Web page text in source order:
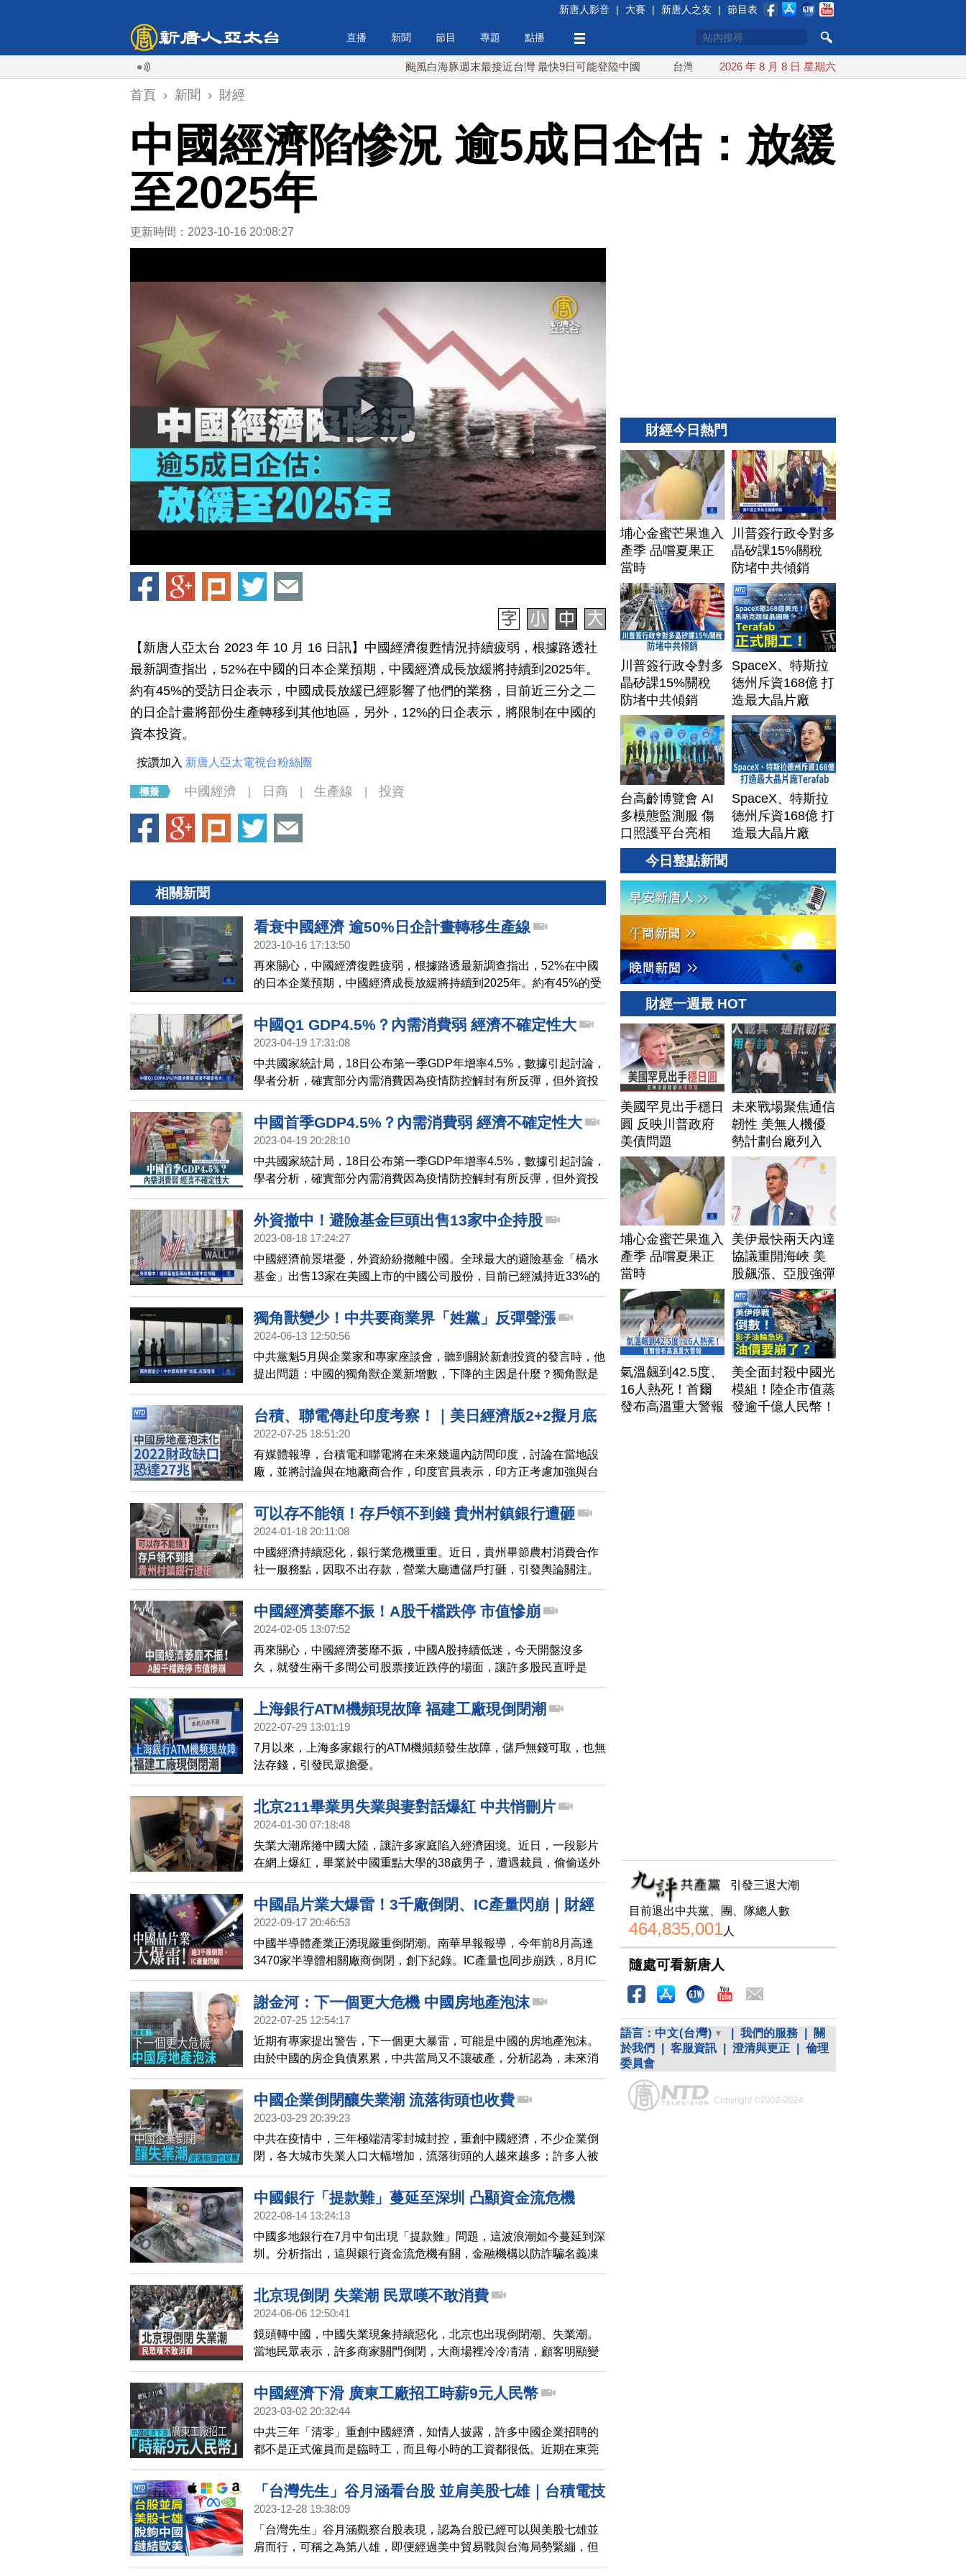
新唐人影音 | 大賽 | 新唐人之友 | 節目表
直播 新聞 節目 專題 點播
颱風白海豚週末最接近台灣 最快9日可能登陸中國 台灣漢光首結合城鎮演習 AIT連續發文讚「韌性台灣」
2026 年 8 月 8 日 星期六
首頁 › 新聞 › 財經
中國經濟陷慘況 逾5成日企估：放緩
至2025年
更新時間：2023-10-16 20:08:27
【新唐人亞太台 2023 年 10 月 16 日訊】中國經濟復甦情況持續疲弱，根據路透社
最新調查指出，52%在中國的日本企業預期，中國經濟成長放緩將持續到2025年。
約有45%的受訪日企表示，中國成長放緩已經影響了他們的業務，目前近三分之二
的日企計畫將部份生產轉移到其他地區，另外，12%的日企表示，將限制在中國的
資本投資。
按讚加入 新唐人亞太電視台粉絲團
中國經濟 日商 生產線 投資
相關新聞
看衰中國經濟 逾50%日企計畫轉移生產線
2023-10-16 17:13:50
再來關心，中國經濟復甦疲弱，根據路透最新調查指出，52%在中國
的日本企業預期，中國經濟成長放緩將持續到2025年。約有45%的受
訪日企表示，中國成長放緩已經影響了他們的業務目前，近三分之二
的日企計畫將部份生產轉移到其他地區，另外，12%的日企表示，將
限制在中國的資本投資。
中國Q1 GDP4.5%？內需消費弱 經濟不確定性大
2023-04-19 17:31:08
中共國家統計局，18日公布第一季GDP年增率4.5%，數據引起討論，
學者分析，確實部分內需消費因為疫情防控解封有所反彈，但外資投
資信心依舊不振，年輕人失業問題是有待解決，中國經濟面臨多重挑
戰。
中國首季GDP4.5%？內需消費弱 經濟不確定性大
2023-04-19 20:28:10
中共國家統計局，18日公布第一季GDP年增率4.5%，數據引起討論，
學者分析，確實部分內需消費因為疫情防控解封有所反彈，但外資投
資信心依舊不振，年輕人失業問題是有待解決，中國經濟面臨多重挑
戰。
外資撤中！避險基金巨頭出售13家中企持股
2023-08-18 17:24:27
中國經濟前景堪憂，外資紛紛撤離中國。全球最大的避險基金「橋水
基金」出售13家在美國上市的中國公司股份，目前已經減持近33%的
中國持股。而電影《大賣空》主角原型柏瑞（Michael Burry）創辦的
基金Scion Asset Management，也出售中國阿里巴巴和京東的全部美
國存託憑證（ADR），合計相當於35萬股，約佔公司總資產的20%。
的晶片產業。
獨角獸變少！中共要商業界「姓黨」反彈聲漲
2024-06-13 12:50:56
中共黨魁5月與企業家和專家座談會，聽到關於新創投資的發言時，他
提出問題：中國的獨角獸企業新增數，下降的主因是什麼？獨角獸是
指估值達10億美元的民營新創公司。中共黨媒沒報導企業家的回答。
座談消息，在社群平台引起熱議，有微博用戶指出，早晚要被中共所
謂國有化，誰願意投資和擴張？《華爾街日報》12日指出，中共多年
制的公司或部門，納入黨國的控制。
台積、聯電傳赴印度考察！｜美日經濟版2+2擬月底
登場！｜日商加碼投資台灣百億元！｜中國財政缺口
恐達27兆
2022-07-25 18:51:20
有媒體報導，台積電和聯電將在未來幾週內訪問印度，討論在當地設
廠，並將討論與在地廠商合作，印度官員表示，印方正考慮加強與台
灣經貿往來，實現互惠互利。
可以存不能領！存戶領不到錢 貴州村鎮銀行遭砸
2024-01-18 20:11:08
中國經濟持續惡化，銀行業危機重重。近日，貴州畢節農村消費合作
社一服務點，因取不出存款，營業大廳遭儲戶打砸，引發輿論關注。
中國經濟萎靡不振！A股千檔跌停 市值慘崩
2024-02-05 13:07:52
再來關心，中國經濟萎靡不振，中國A股持續低迷，今天開盤沒多
久，就發生兩千多間公司股票接近跌停的場面，讓許多股民直呼是
「亡國徵兆」。上證指數一度跌至2655點，狂跌2.75%。《金融時
報》就指出，隨著過年封關腳步逼近，中國股市持續崩跌，市值從
2021年最高點，跌了超過60%，蒸發近2兆美元，約新台幣62.8兆
上海銀行ATM機頻現故障 福建工廠現倒閉潮
2022-07-29 13:01:19
7月以來，上海多家銀行的ATM機頻頻發生故障，儲戶無錢可取，也無
法存錢，引發民眾擔憂。
北京211畢業男失業與妻對話爆紅 中共悄刪片
2024-01-30 07:18:48
失業大潮席捲中國大陸，讓許多家庭陷入經濟困境。近日，一段影片
在網上爆紅，畢業於中國重點大學的38歲男子，遭遇裁員，偷偷送外
賣，卻被妻子發現。這段爆紅影片，已被中共當局撤下熱搜榜，網友
在中國網絡平台上的轉發大多也被刪除。
中國晶片業大爆雷！3千廠倒閉、IC產量閃崩｜財經
100秒
2022-09-17 20:46:53
中國半導體產業正湧現嚴重倒閉潮。南華早報報導，今年前8月高達
3470家半導體相關廠商倒閉，創下紀錄。IC產量也同步崩跌，8月IC
產量同比暴跌24.7%，創下1997年有紀錄以來單月最大降幅，前8月中
國IC總產量同比下滑10%。顯示中國經濟低迷、清零封鎖的消費疲
軟，加上美中科技戰，都對晶片業造成壓力。
謝金河：下一個更大危機 中國房地產泡沫
2022-07-25 12:54:17
近期有專家提出警告，下一個更大暴雷，可能是中國的房地產泡沫。
由於中國的房企負債累累，中共當局又不讓破產，分析認為，未來消
除泡沫的日子恐怕非常漫長。
中國企業倒閉釀失業潮 流落街頭也收費
2023-03-29 20:39:23
中共在疫情中，三年極端清零封城封控，重創中國經濟，不少企業倒
閉，各大城市失業人口大幅增加，流落街頭的人越來越多；許多人被
迫露宿街頭，還傳出有人被當局收取所謂「睡橋洞費」。
中國銀行「提款難」蔓延至深圳 凸顯資金流危機
2022-08-14 13:24:13
中國多地銀行在7月中旬出現「提款難」問題，這波浪潮如今蔓延到深
圳。分析指出，這與銀行資金流危機有關，金融機構以防詐騙名義凍
結儲戶帳戶不給提款，實為爭取內部資金周轉時間。
北京現倒閉 失業潮 民眾嘆不敢消費
2024-06-06 12:50:41
鏡頭轉中國，中國失業現象持續惡化，北京也出現倒閉潮、失業潮。
當地民眾表示，許多商家關門倒閉，大商場裡冷冷凊清，顧客明顯變
少。
中國經濟下滑 廣東工廠招工時薪9元人民幣
2023-03-02 20:32:44
中共三年「清零」重創中國經濟，知情人披露，許多中國企業招聘的
都不是正式僱員而是臨時工，而且每小時的工資都很低。近期在東莞
有工廠招募臨時工，竟開出人民幣9元的時薪，換算成台幣時薪也只有
40元左右，引發爭議。
「台灣先生」谷月涵看台股 並肩美股七雄｜台積電技
術領先！最強1奈米拚2030完成｜大逃亡！今年流入
陸股的外資近九成退場｜藝人西進風險高 外媒指五月
天遭中共施壓
2023-12-28 19:38:09
「台灣先生」谷月涵觀察台股表現，認為台股已經可以與美股七雄並
肩而行，可稱之為第八雄，即便經過美中貿易戰與台海局勢緊繃，但
台股績效還贏過美國中小型股指數羅素2000，國泰證期顧問處經理蔡
財經今日熱門
埔心金蜜芒果進入
產季 品嚐夏果正
當時
川普簽行政令對多
晶矽課15%關稅
防堵中共傾銷
川普簽行政令對多
晶矽課15%關稅
防堵中共傾銷
SpaceX、特斯拉
德州斥資168億 打
造最大晶片廠
Terafab
台高齡博覽會 AI
多模態監測服 傷
口照護平台亮相
SpaceX、特斯拉
德州斥資168億 打
造最大晶片廠
Terafab
今日整點新聞
財經一週最 HOT
美國罕見出手穩日
圓 反映川普政府
美債問題
未來戰場聚焦通信
韌性 美無人機優
勢計劃台廠列入
埔心金蜜芒果進入
產季 品嚐夏果正
當時
美伊最快兩天內達
協議重開海峽 美
股飆漲、亞股強彈
氣溫飆到42.5度、
16人熱死！首爾
發布高溫重大警報
美全面封殺中國光
模組！陸企市值蒸
發逾千億人民幣！
引發三退大潮
目前退出中共黨、團、隊總人數
464,835,001人
隨處可看新唐人
語言： 中文(台灣) 我們的服務
關
於我們
客服資訊 澄清與更正
倫理
委員會
Copyright ©2002-2024